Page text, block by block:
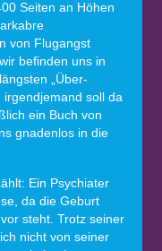
Seiten an Höhen
von Flugangst
befinden uns in
„Über-
irgendjemand soll da
ein Buch von
gnadenlos in die
Ein Psychiater
da die Geburt
steht. Trotz seiner
nicht von seiner